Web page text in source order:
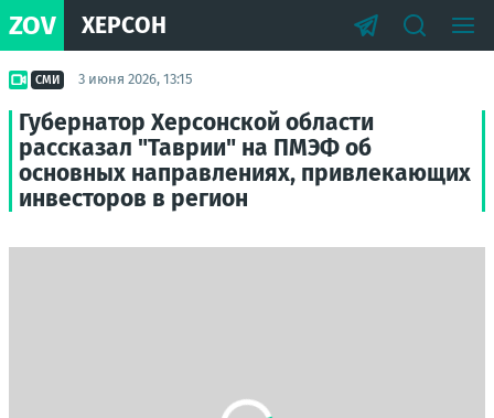
ZOV ХЕРСОН
СМИ 3 июня 2026, 13:15
Губернатор Херсонской области
рассказал "Таврии" на ПМЭФ об
основных направлениях, привлекающих
инвесторов в регион